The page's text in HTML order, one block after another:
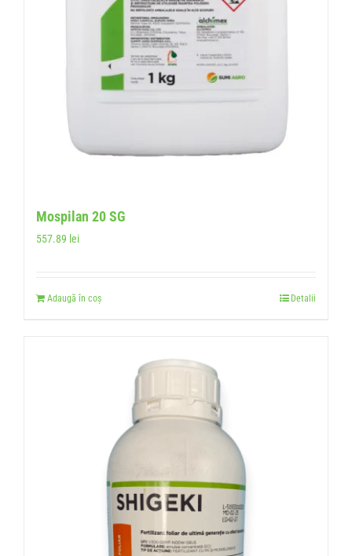
Mospilan 20 SG
557.89 lei
Adaugă în coș Detalii